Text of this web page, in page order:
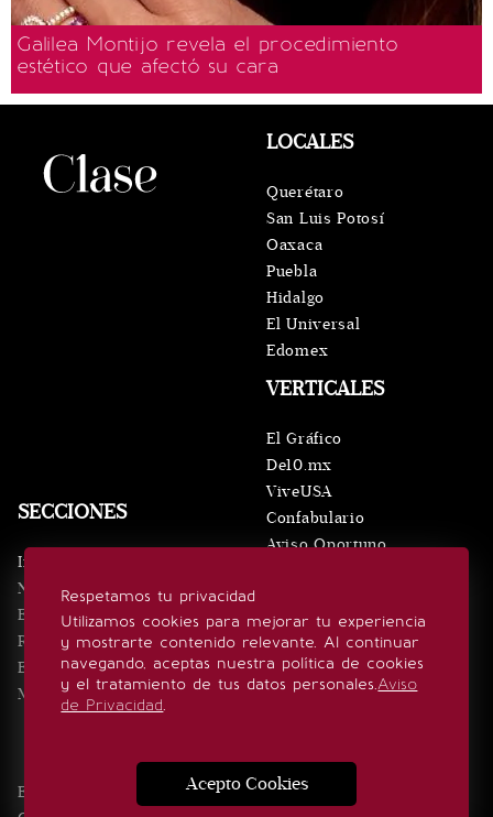
Galilea Montijo revela el procedimiento
estético que afectó su cara
Respetamos tu privacidad
Utilizamos cookies para mejorar tu experiencia
y mostrarte contenido relevante. Al continuar
navegando, aceptas nuestra política de cookies
y el tratamiento de tus datos personales.Aviso
de Privacidad.
Acepto Cookies
SECCIONES
Inicio
Noticias
Eventos
Realeza
Estilo de vida
Minuto x Minuto
VERTICALES
El Gráfico
De10.mx
ViveUSA
Confabulario
Aviso Oportuno
LOCALES
Querétaro
San Luis Potosí
Oaxaca
Puebla
Hidalgo
El Universal
Edomex
SÍGUENOS
Edición Impresa Noticias Quiénes somos